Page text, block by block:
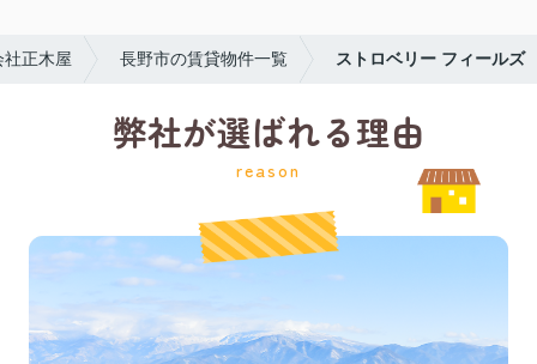
正木屋 長野市の賃貸物件一覧 ストロベリー フィールズ
弊社が選ばれる理由
reason